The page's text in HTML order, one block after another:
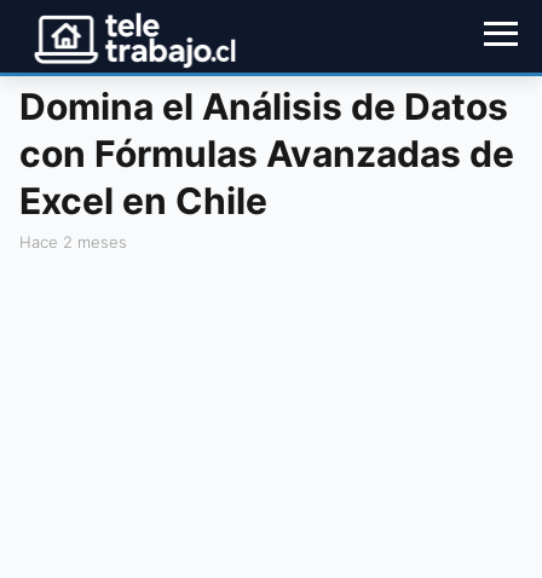
Domina el Análisis de Datos
con Fórmulas Avanzadas de
Excel en Chile
hace 2 meses